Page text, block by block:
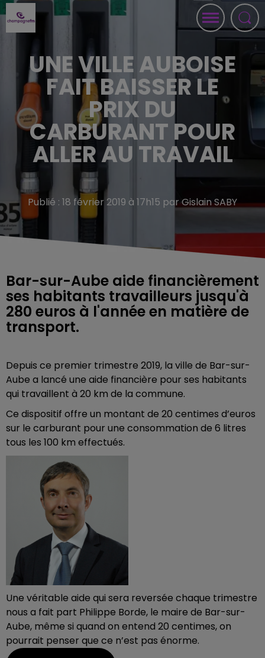
UNE VILLE AUBOISE
FAIT BAISSER LE
PRIX DU
CARBURANT POUR
ALLER AU TRAVAIL
Publié : 18 février 2019 à 17h15 par Gislain SABY
Bar-sur-Aube aide financièrement
ses habitants travailleurs jusqu'à
280 euros à l'année en matière de
transport.
Depuis ce premier trimestre 2019, la ville de Bar-sur-
Aube a lancé une aide financière pour ses habitants
qui travaillent à 20 km de la commune.
Ce dispositif offre un montant de 20 centimes d’euros
sur le carburant pour une consommation de 6 litres
tous les 100 km effectués.
Une véritable aide qui sera reversée chaque trimestre
nous a fait part Philippe Borde, le maire de Bar-sur-
Aube, même si quand on entend 20 centimes, on
pourrait penser que ce n’est pas énorme.